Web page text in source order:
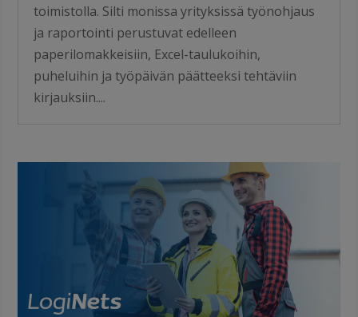
toimistolla. Silti monissa yrityksissä työnohjaus
ja raportointi perustuvat edelleen
paperilomakkeisiin, Excel-taulukoihin,
puheluihin ja työpäivän päätteeksi tehtäviin
kirjauksiin....